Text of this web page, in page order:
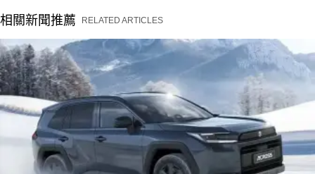
相關新聞推薦 RELATED ARTICLES